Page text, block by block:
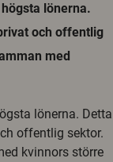
lönerna.
och offentlig
med
lönerna. Detta
offentlig sektor.
kvinnors större